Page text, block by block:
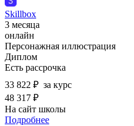
Skillbox
3 месяца
онлайн
Персонажная иллюстрация
Диплом
Есть рассрочка
33 822 ₽ за курс
48 317 ₽
На сайт школы
Подробнее